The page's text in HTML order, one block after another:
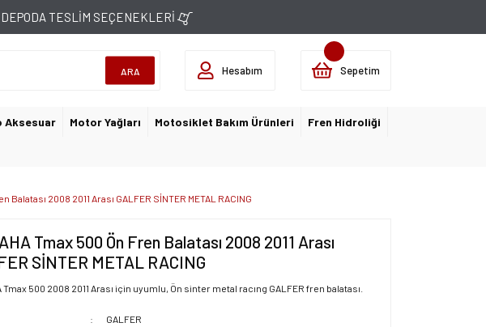
TESLİM SEÇENEKLERİ
ARA Hesabım Sepetim
Aksesuar Motor Yağları Motosiklet Bakım Ürünleri Fren Hidroliği
Balatası 2008 2011 Arası GALFER SİNTER METAL RACING
Tmax 500 Ön Fren Balatası 2008 2011 Arası
SİNTER METAL RACING
Tmax 500 2008 2011 Arası için uyumlu, Ön sinter metal racıng GALFER fren balatası.
GALFER